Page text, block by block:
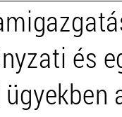
és